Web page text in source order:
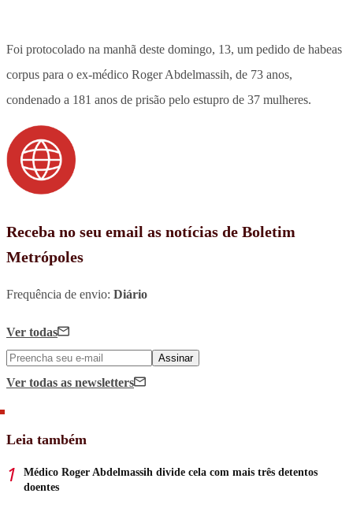
Foi protocolado na manhã deste domingo, 13, um pedido de habeas
corpus para o ex-médico Roger Abdelmassih, de 73 anos,
condenado a 181 anos de prisão pelo estupro de 37 mulheres.
Receba no seu email as notícias de Boletim
Metrópoles
Frequência de envio: Diário
Ver todas
Assinar
Ver todas as newsletters
Leia também
Médico Roger Abdelmassih divide cela com mais três detentos
doentes